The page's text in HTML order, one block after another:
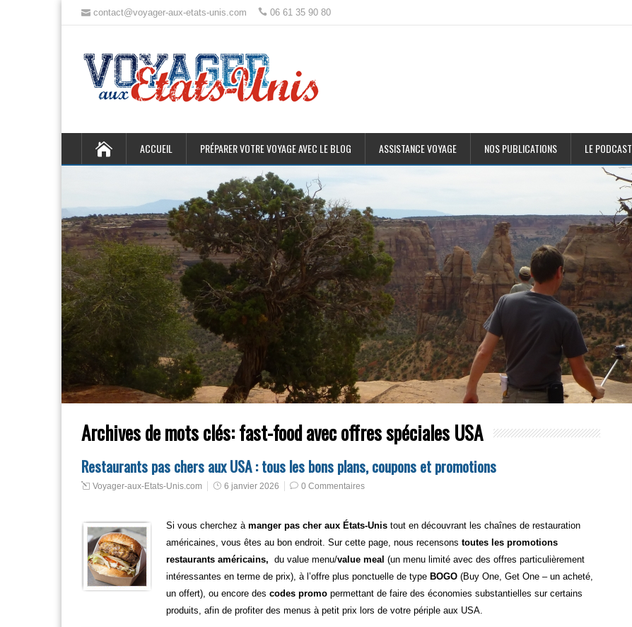
contact@voyager-aux-etats-unis.com 06 61 35 90 80
ACCUEIL PRÉPARER VOTRE VOYAGE AVEC LE BLOG ASSISTANCE VOYAGE NOS PUBLICATIONS LE PODCAST
Archives de mots clés:fast-food avec offres spéciales USA
Restaurants pas chers aux USA : tous les bons plans, coupons et promotions
Voyager-aux-Etats-Unis.com 6 janvier 2026 0 Commentaires
Si vous cherchez à manger pas cher aux États-Unis tout en découvrant les chaînes de restauration
américaines, vous êtes au bon endroit. Sur cette page, nous recensons toutes les promotions
restaurants américains, du value menu/value meal (un menu limité avec des offres particulièrement
intéressantes en terme de prix), à l’offre plus ponctuelle de type BOGO (Buy One, Get One – un acheté,
un offert), ou encore des codes promo permettant de faire des économies substantielles sur certains
produits, afin de profiter des menus à petit prix lors de votre périple aux USA.